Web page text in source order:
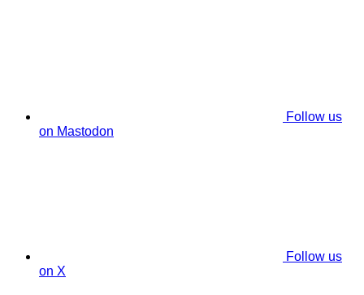
Follow us
on Mastodon
Follow us
on X